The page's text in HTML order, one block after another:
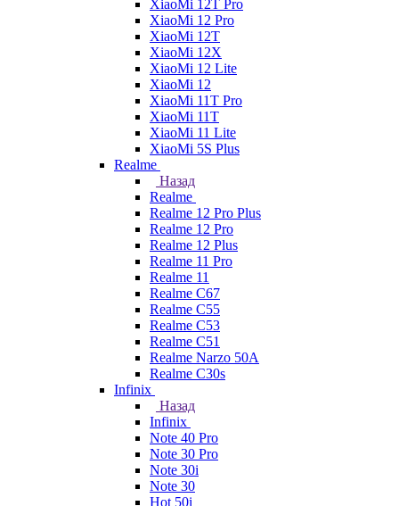
XiaoMi 12T Pro
XiaoMi 12 Pro
XiaoMi 12T
XiaoMi 12X
XiaoMi 12 Lite
XiaoMi 12
XiaoMi 11T Pro
XiaoMi 11T
XiaoMi 11 Lite
XiaoMi 5S Plus
Realme
Назад
Realme
Realme 12 Pro Plus
Realme 12 Pro
Realme 12 Plus
Realme 11 Pro
Realme 11
Realme C67
Realme C55
Realme C53
Realme C51
Realme Narzo 50A
Realme C30s
Infinix
Назад
Infinix
Note 40 Pro
Note 30 Pro
Note 30i
Note 30
Hot 50i